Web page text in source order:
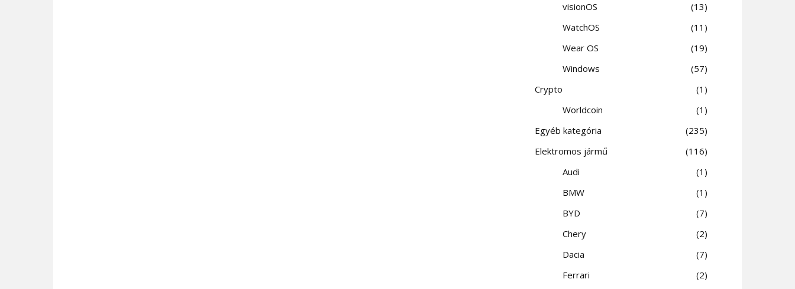
visionOS
13
WatchOS
11
Wear OS
19
Windows
57
Crypto
1
Worldcoin
1
Egyéb kategória
235
Elektromos jármű
116
Audi
1
BMW
1
BYD
7
Chery
2
Dacia
7
Ferrari
2